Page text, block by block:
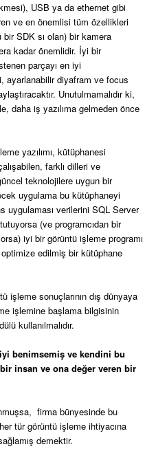
USB ya da ethernet gibi
ve en önemlisi tüm özellikleri
bir SDK sı olan) bir kamera
kadar önemlidir. İyi bir
parçayı en iyi
ayarlanabilir diyafram ve focus
Unutulmamalıdır ki,
daha iş yazılıma gelmeden önce
yazılımı, kütüphanesi
farklı dilleri ve
teknolojilere uygun bir
uygulama bu kütüphaneyi
uygulaması verilerini SQL Server
(ve programcıdan bir
iyi bir görüntü işleme programı
edilmiş bir kütüphane
işleme sonuçlarının dış dünyaya
işlemine başlama bilgisinin
kullanılmalıdır.
benimsemiş ve kendini bu
insan ve ona değer veren bir
firma bünyesinde bu
tür görüntü işleme ihtiyacına
demektir.